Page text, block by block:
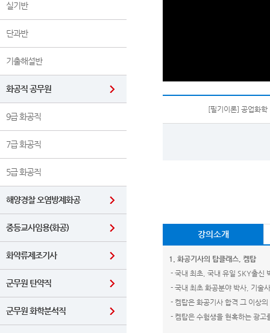
실기반
단과반
기출해설반
화공직 공무원
9급 화공직
7급 화공직
5급 화공직
해양경찰 오염방제화공
중등교사임용(화공)
화약류제조기사
군무원 탄약직
군무원 화학분석직
[필기이론] 공업화학
강의소개
1. 화공기사의 탑클래스 켐탑
- 국내 최초 국내 유일 SKY출신
- 국내 최초 화공분야 박사 기술
- 켐탑은 화공기사 합격 그 이상
- 켐탑은 수험생을 현혹하는 광